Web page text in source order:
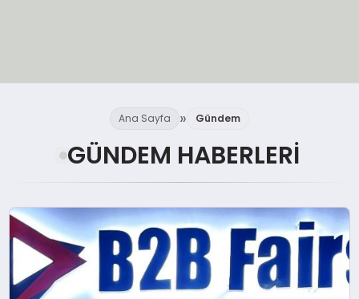
EKONOMİ
SIYASET
SPOR
Ana Sayfa Gündem
GÜNDEM HABERLERI